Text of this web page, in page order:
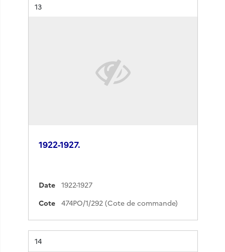
Résultat n°
13
1922-1927.
Date
1922-1927
Cote
474PO/1/292 (Cote de commande)
Résultat n°
14